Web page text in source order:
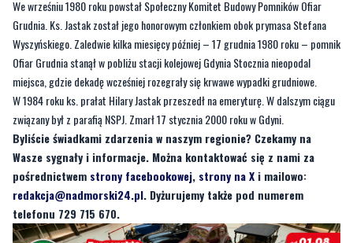
Ofiar Grudnia stanął w pobliżu stacji kolejowej Gdynia Stocznia nieopodal
miejsca, gdzie dekadę wcześniej rozegrały się krwawe wypadki grudniowe.
W 1984 roku ks. prałat Hilary Jastak przeszedł na emeryturę. W dalszym ciągu
związany był z parafią NSPJ. Zmarł 17 stycznia 2000 roku w Gdyni.
Byliście świadkami zdarzenia w naszym regionie? Czekamy na
Wasze sygnały i informacje. Można kontaktować się z nami za
pośrednictwemstrony facebookowej,strony na Xi mailowo:
redakcja@nadmorski24.pl. Dyżurujemy także pod numerem
telefonu 729 715 670.